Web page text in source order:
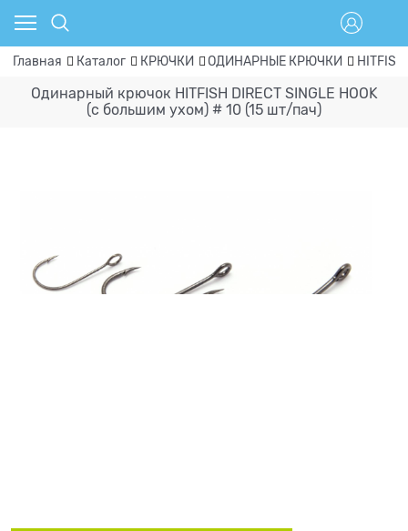
Главная Каталог КРЮЧКИ ОДИНАРНЫЕ КРЮЧКИ HITFISH
Одинарный крючок HITFISH DIRECT SINGLE HOOK
(с большим ухом) # 10 (15 шт/пач)